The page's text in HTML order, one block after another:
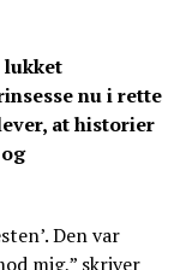
lukket
nu i rette
at historier
Den var
mig,” skriver